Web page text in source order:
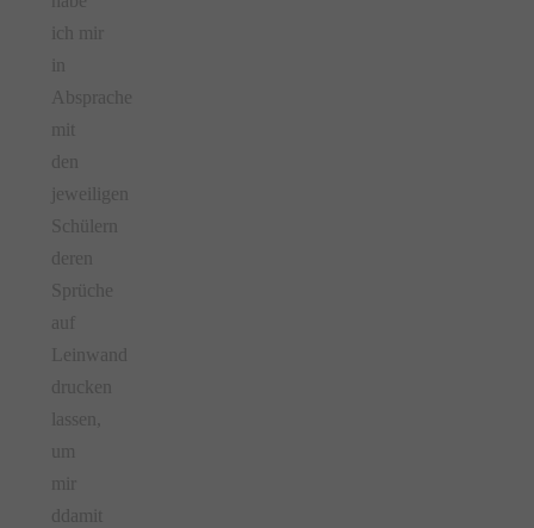
ich mir
Absprache
mit
den
jeweiligen
Schülern
deren
Sprüche
auf
Leinwand
drucken
lassen,
um
mir
ddamit